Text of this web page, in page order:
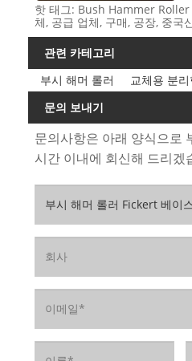
핫 태그: Bush Hammer Roller
체, 공급 업체, 구매, 공장, 중국
관련 카테고리
부시 해머 롤러
교체용 분
문의 보내기
문의사항은 아래 양식으로
시간 이내에 회신해 드리겠